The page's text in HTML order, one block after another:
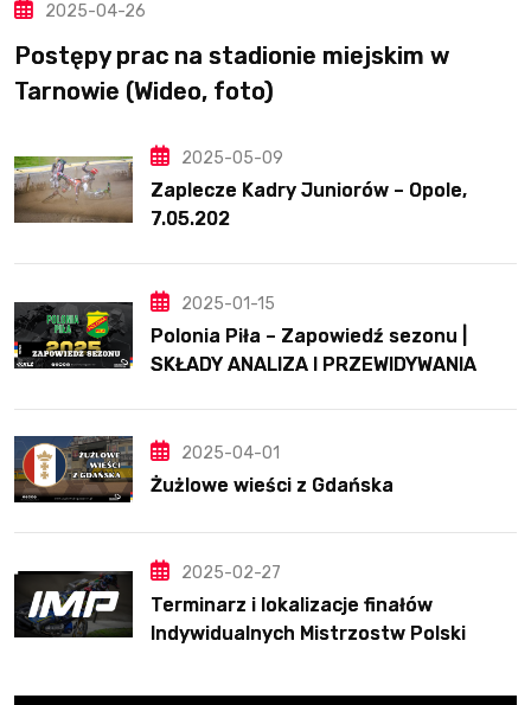
2025-04-26
Postępy prac na stadionie miejskim w
Tarnowie (Wideo, foto)
2025-05-09
Zaplecze Kadry Juniorów – Opole,
7.05.202
2025-01-15
Polonia Piła – Zapowiedź sezonu |
SKŁADY ANALIZA I PRZEWIDYWANIA
2025-04-01
Żużlowe wieści z Gdańska
2025-02-27
Terminarz i lokalizacje finałów
Indywidualnych Mistrzostw Polski